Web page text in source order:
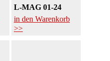
L-MAG 01-24
in den Warenkorb
>>